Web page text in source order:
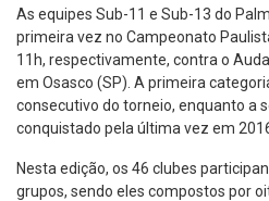
As equipes Sub-11 e Sub-13 do
primeira vez no Campeonato
11h, respectivamente, contra o
em Osasco (SP). A primeira
consecutivo do torneio, enquanto a
conquistado pela última vez em
Nesta edição, os 46 clubes
grupos, sendo eles compostos por